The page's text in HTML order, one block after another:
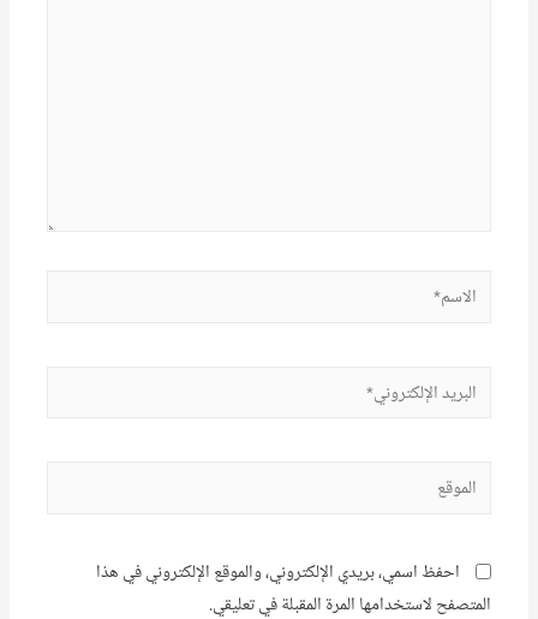
الاسم*
البريد
الموقع
احفظ اسمي، بريدي الإلكتروني، والموقع الإلكتروني في هذا
المتصفح لاستخدامها المرة المقبلة في تعليقي.